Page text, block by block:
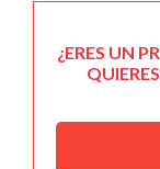
¿ERES UN